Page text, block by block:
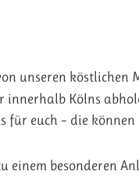
unseren köstlichen
innerhalb Kölns
euch – die
einem besonderen